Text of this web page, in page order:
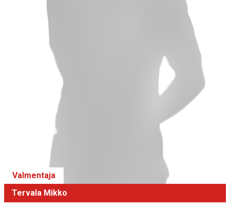
Valmentaja
Tervala Mikko